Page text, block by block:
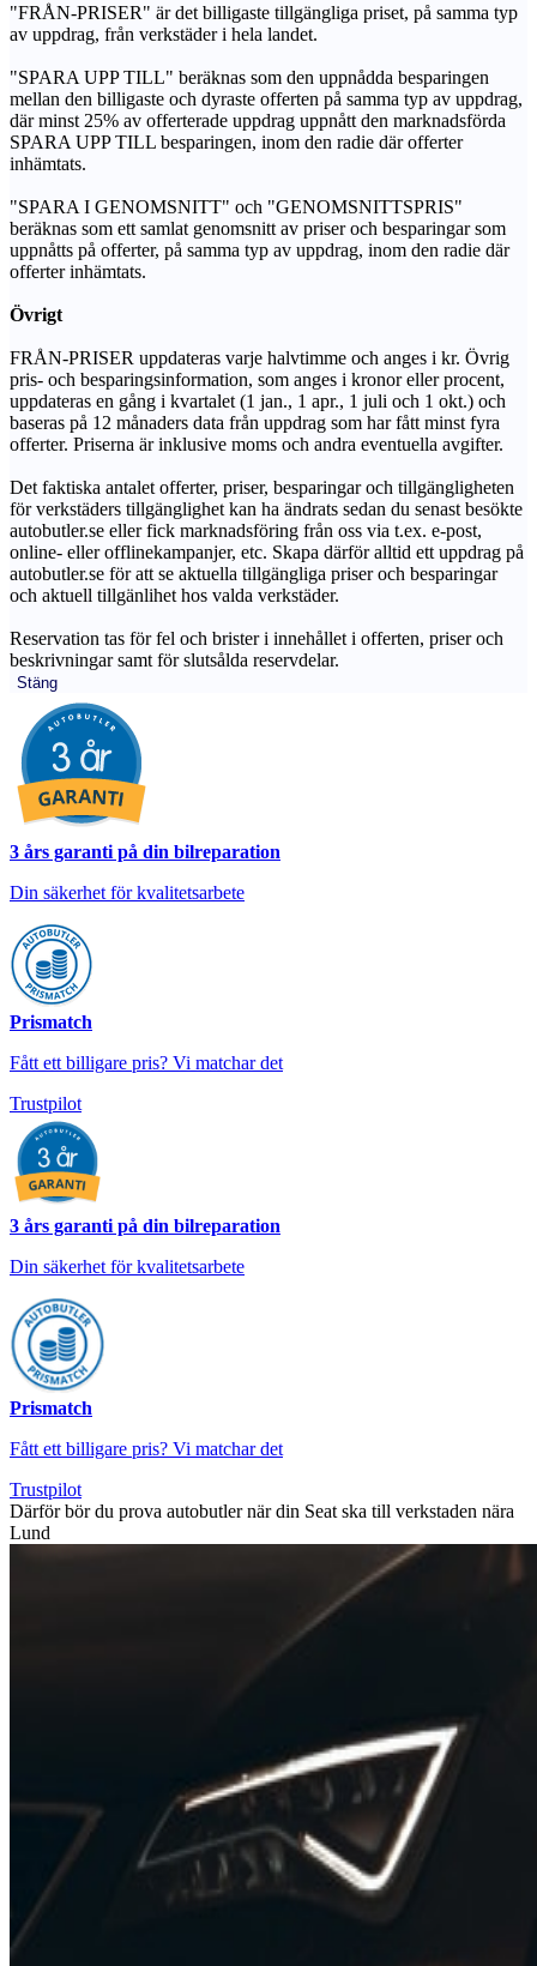
"FRÅN-PRISER" är det billigaste tillgängliga priset, på samma typ
av uppdrag, från verkstäder i hela landet.
"SPARA UPP TILL" beräknas som den uppnådda besparingen
mellan den billigaste och dyraste offerten på samma typ av uppdrag,
där minst 25% av offerterade uppdrag uppnått den marknadsförda
SPARA UPP TILL besparingen, inom den radie där offerter
inhämtats.
"SPARA I GENOMSNITT" och "GENOMSNITTSPRIS"
beräknas som ett samlat genomsnitt av priser och besparingar som
uppnåtts på offerter, på samma typ av uppdrag, inom den radie där
offerter inhämtats.
Övrigt
FRÅN-PRISER uppdateras varje halvtimme och anges i kr. Övrig
pris- och besparingsinformation, som anges i kronor eller procent,
uppdateras en gång i kvartalet (1 jan., 1 apr., 1 juli och 1 okt.) och
baseras på 12 månaders data från uppdrag som har fått minst fyra
offerter. Priserna är inklusive moms och andra eventuella avgifter.
Det faktiska antalet offerter, priser, besparingar och tillgängligheten
för verkstäders tillgänglighet kan ha ändrats sedan du senast besökte
autobutler.se eller fick marknadsföring från oss via t.ex. e-post,
online- eller offlinekampanjer, etc. Skapa därför alltid ett uppdrag på
autobutler.se för att se aktuella tillgängliga priser och besparingar
och aktuell tillgänlihet hos valda verkstäder.
Reservation tas för fel och brister i innehållet i offerten, priser och
beskrivningar samt för slutsålda reservdelar.
Stäng
3 års garanti på din bilreparation
Din säkerhet för kvalitetsarbete
Prismatch
Fått ett billigare pris? Vi matchar det
Trustpilot
3 års garanti på din bilreparation
Din säkerhet för kvalitetsarbete
Prismatch
Fått ett billigare pris? Vi matchar det
Trustpilot
Därför bör du prova autobutler när din Seat ska till verkstaden nära
Lund